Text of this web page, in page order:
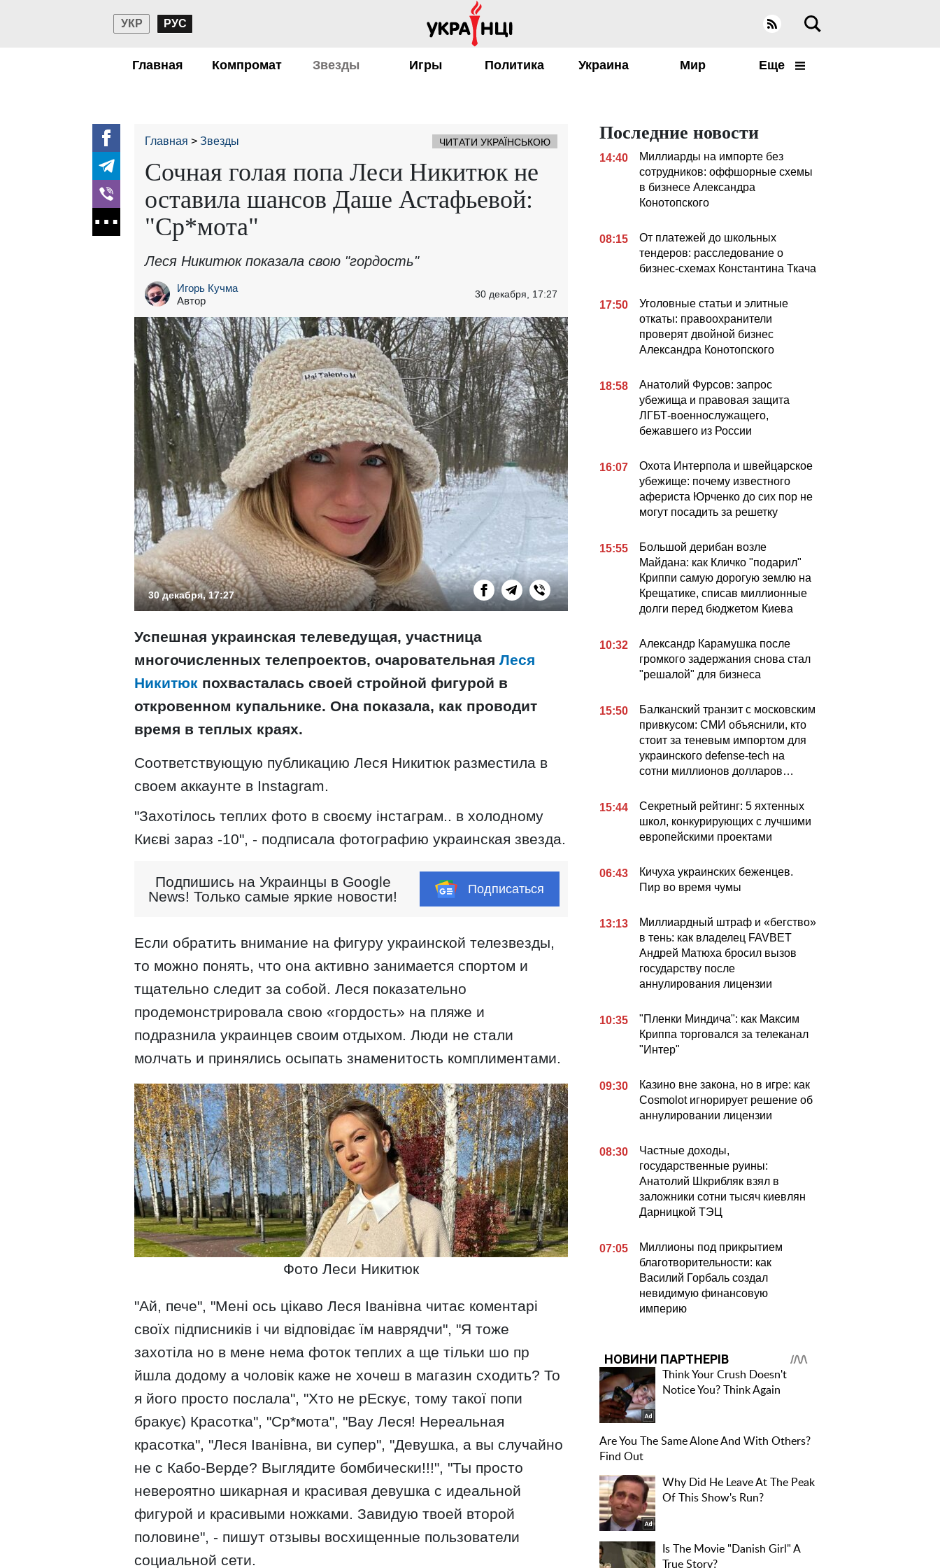
УКР РУС
Главная Компромат Звезды Игры Политика Украина Мир Еще
Главная Звезды ЧИТАТИ УКРАЇНСЬКОЮ
Сочная голая попа Леси Никитюк не
оставила шансов Даше Астафьевой:
"Ср*мота"
Леся Никитюк показала свою "гордость"
Игорь Кучма
Автор
30 декабря, 17:27
30 декабря, 17:27
Успешная украинская телеведущая, участница
многочисленных телепроектов, очаровательная Леся
Никитюк похвасталась своей стройной фигурой в
откровенном купальнике. Она показала, как проводит
время в теплых краях.
Соответствующую публикацию Леся Никитюк разместила в
своем аккаунте в Instagram.
"Захотілось теплих фото в своєму інстаграм.. в холодному
Києві зараз -10", - подписала фотографию украинская звезда.
Подпишись на Украинцы в Google
News! Только самые яркие новости!
Подписаться
Если обратить внимание на фигуру украинской телезвезды,
то можно понять, что она активно занимается спортом и
тщательно следит за собой. Леся показательно
продемонстрировала свою «гордость» на пляже и
подразнила украинцев своим отдыхом. Люди не стали
молчать и принялись осыпать знаменитость комплиментами.
Фото Леси Никитюк
"Ай, пече", "Мені ось цікаво Леся Іванівна читає коментарі
своїх підписників і чи відповідає їм наврядчи", "Я тоже
захотіла но в мене нема фоток теплих а ще тільки шо пр
йшла додому а чоловік каже не хочеш в магазин сходить? То
я його просто послала", "Хто не рЕскує, тому такої попи
бракує) Красотка", "Ср*мота", "Вау Леся! Нереальная
красотка", "Леся Іванівна, ви супер", "Девушка, а вы случайно
не с Кабо-Верде? Выглядите бомбически!!!", "Ты просто
невероятно шикарная и красивая девушка с идеальной
фигурой и красивыми ножками. Завидую твоей второй
половине", - пишут отзывы восхищенные пользователи
социальной сети.
Последние новости
14:40
Миллиарды на импорте без
сотрудников: оффшорные схемы
в бизнесе Александра
Конотопского
08:15
От платежей до школьных
тендеров: расследование о
бизнес-схемах Константина Ткача
17:50
Уголовные статьи и элитные
откаты: правоохранители
проверят двойной бизнес
Александра Конотопского
18:58
Анатолий Фурсов: запрос
убежища и правовая защита
ЛГБТ-военнослужащего,
бежавшего из России
16:07
Охота Интерпола и швейцарское
убежище: почему известного
афериста Юрченко до сих пор не
могут посадить за решетку
15:55
Большой дерибан возле
Майдана: как Кличко "подарил"
Криппи самую дорогую землю на
Крещатике, списав миллионные
долги перед бюджетом Киева
10:32
Александр Карамушка после
громкого задержания снова стал
"решалой" для бизнеса
15:50
Балканский транзит с московским
привкусом: СМИ объяснили, кто
стоит за теневым импортом для
украинского defense-tech на
сотни миллионов долларов…
15:44
Секретный рейтинг: 5 яхтенных
школ, конкурирующих с лучшими
европейскими проектами
06:43
Кичуха украинских беженцев.
Пир во время чумы
13:13
Миллиардный штраф и «бегство»
в тень: как владелец FAVBET
Андрей Матюха бросил вызов
государству после
аннулирования лицензии
10:35
"Пленки Миндича": как Максим
Криппа торговался за телеканал
"Интер"
09:30
Казино вне закона, но в игре: как
Cosmolot игнорирует решение об
аннулировании лицензии
08:30
Частные доходы,
государственные руины:
Анатолий Шкрибляк взял в
заложники сотни тысяч киевлян
Дарницкой ТЭЦ
07:05
Миллионы под прикрытием
благотворительности: как
Василий Горбаль создал
невидимую финансовую
империю